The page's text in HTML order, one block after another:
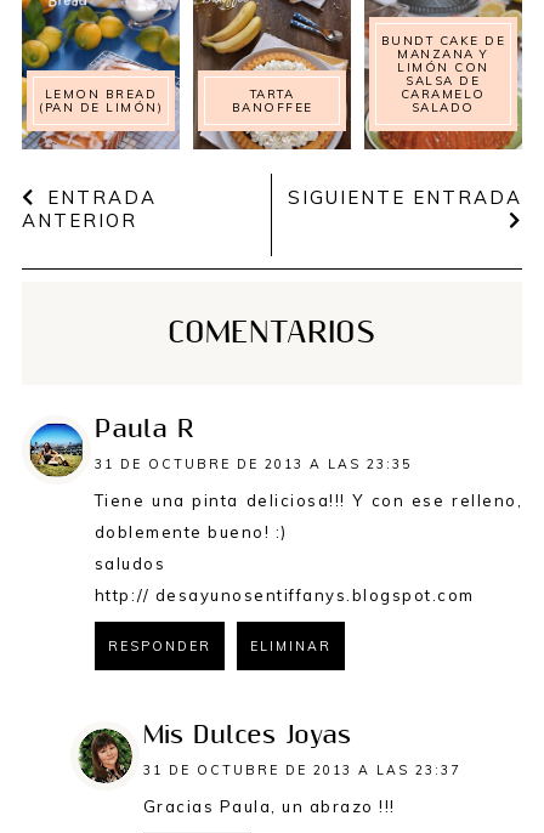
LEMON BREAD
(PAN DE LIMÓN)
TARTA
BANOFFEE
BUNDT CAKE DE
MANZANA Y
LIMÓN CON
SALSA DE
CARAMELO
SALADO
ENTRADA
ANTERIOR
SIGUIENTE ENTRADA
COMENTARIOS
Paula R
31 DE OCTUBRE DE 2013 A LAS 23:35
Tiene una pinta deliciosa!!! Y con ese relleno,
doblemente bueno! :)
saludos
http:// desayunosentiffanys.blogspot.com
RESPONDER ELIMINAR
Mis Dulces Joyas
31 DE OCTUBRE DE 2013 A LAS 23:37
Gracias Paula, un abrazo !!!